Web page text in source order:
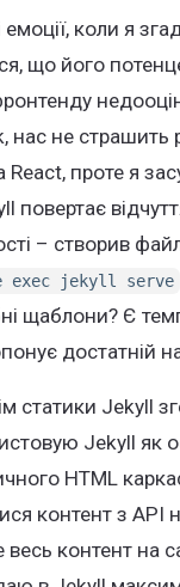
коли я
що його
нас не страшить
проте я
повертає
– створив
exec jekyll serve
щаблони? Є
достатній
статики Jekyll
Jekyll як
HTML
контент з API
контент на